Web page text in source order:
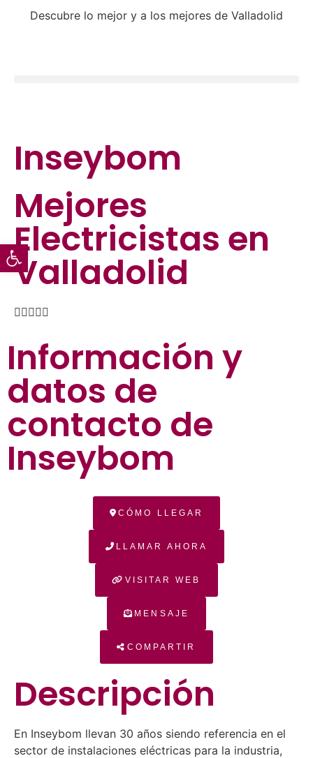
Descubre lo mejor y a los mejores de Valladolid
Inseybom
Mejores
Electricistas en
Valladolid

Información y
datos de
contacto de
Inseybom
CÓMO LLEGAR
LLAMAR AHORA
VISITAR WEB
MENSAJE
COMPARTIR
Descripción
En Inseybom llevan 30 años siendo referencia en el
sector de instalaciones eléctricas para la industria,
Abrir barra de herramientas